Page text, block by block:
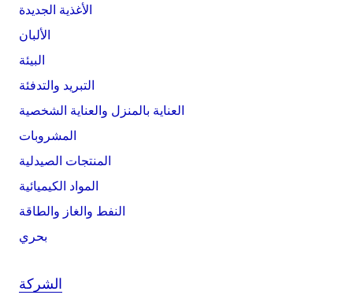
الأغذية الجديدة
الألبان
البيئة
التبريد والتدفئة
العناية بالمنزل والعناية الشخصية
المشروبات
المنتجات الصيدلية
المواد الكيميائية
النفط والغاز والطاقة
بحري
الشركة